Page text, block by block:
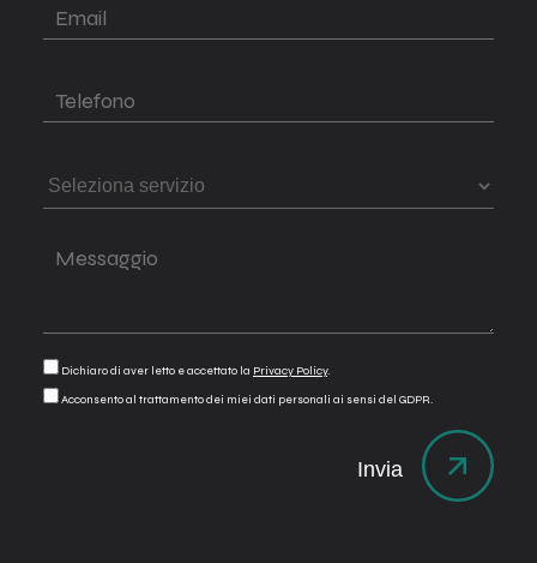
Dichiaro di aver letto e accettato la Privacy Policy.
Acconsento al trattamento dei miei dati personali ai sensi del GDPR.